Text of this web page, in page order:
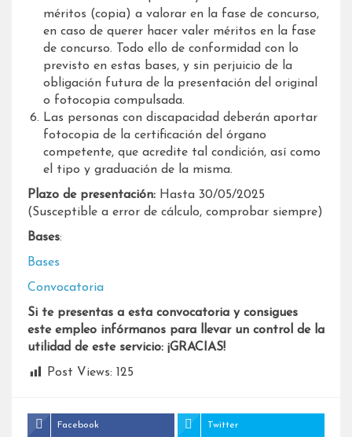
méritos (copia) a valorar en la fase de concurso,
en caso de querer hacer valer méritos en la fase
de concurso. Todo ello de conformidad con lo
previsto en estas bases, y sin perjuicio de la
obligación futura de la presentación del original
o fotocopia compulsada.
Las personas con discapacidad deberán aportar
fotocopia de la certificación del órgano
competente, que acredite tal condición, así como
el tipo y graduación de la misma.
Plazo de presentación: Hasta 30/05/2025
(Susceptible a error de cálculo, comprobar siempre)
Bases:
Bases
Convocatoria
Si te presentas a esta convocatoria y consigues
este empleo infórmanos para llevar un control de la
utilidad de este servicio: ¡GRACIAS!
Post Views: 125
Facebook Twitter